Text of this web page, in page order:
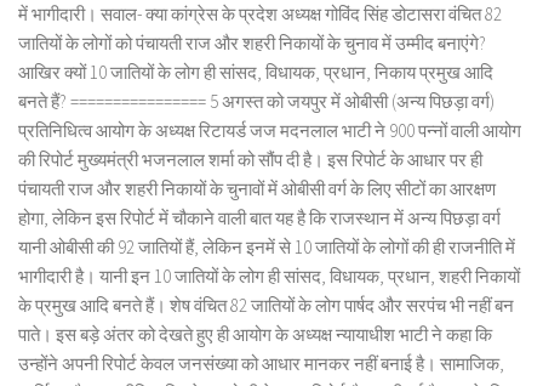
में भागीदारी। सवाल- क्या कांग्रेस के प्रदेश अध्यक्ष गोविंद सिंह डोटासरा वंचित 82
जातियों के लोगों को पंचायती राज और शहरी निकायों के चुनाव में उम्मीद बनाएंगे?
आखिर क्यों 10 जातियों के लोग ही सांसद, विधायक, प्रधान, निकाय प्रमुख आदि
बनते हैं? ================ 5 अगस्त को जयपुर में ओबीसी (अन्य पिछड़ा वर्ग)
प्रतिनिधित्व आयोग के अध्यक्ष रिटायर्ड जज मदनलाल भाटी ने 900 पन्नों वाली आयोग
की रिपोर्ट मुख्यमंत्री भजनलाल शर्मा को सौंप दी है। इस रिपोर्ट के आधार पर ही
पंचायती राज और शहरी निकायों के चुनावों में ओबीसी वर्ग के लिए सीटों का आरक्षण
होगा, लेकिन इस रिपोर्ट में चौकाने वाली बात यह है कि राजस्थान में अन्य पिछड़ा वर्ग
यानी ओबीसी की 92 जातियों हैं, लेकिन इनमें से 10 जातियों के लोगों की ही राजनीति में
भागीदारी है। यानी इन 10 जातियों के लोग ही सांसद, विधायक, प्रधान, शहरी निकायों
के प्रमुख आदि बनते हैं। शेष वंचित 82 जातियों के लोग पार्षद और सरपंच भी नहीं बन
पाते। इस बड़े अंतर को देखते हुए ही आयोग के अध्यक्ष न्यायाधीश भाटी ने कहा कि
उन्होंने अपनी रिपोर्ट केवल जनसंख्या को आधार मानकर नहीं बनाई है। सामाजिक,